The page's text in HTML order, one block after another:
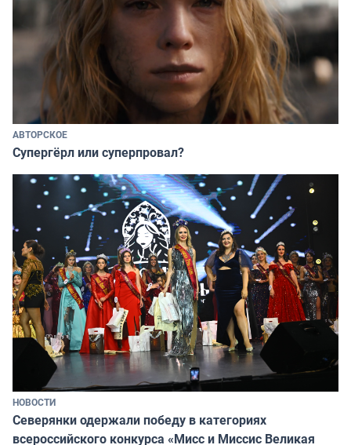
АВТОРСКОЕ
Супергёрл или суперпровал?
НОВОСТИ
Северянки одержали победу в категориях
всероссийского конкурса «Мисс и Миссис Великая